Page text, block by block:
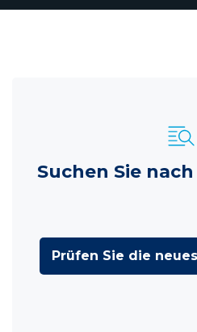
Suchen Sie
Prüfen Sie die